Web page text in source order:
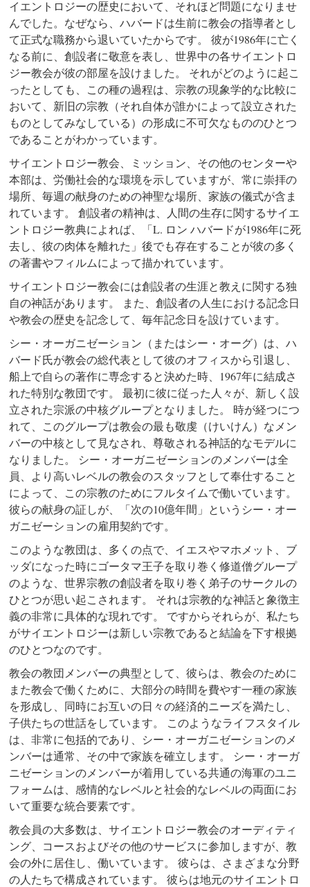
イエントロジーの歴史において、それほど問題になりませ
んでした。なぜなら、ハバードは生前に教会の指導者とし
て正式な職務から退いていたからです。 彼が1986年に亡く
なる前に、創設者に敬意を表し、世界中の各サイエントロ
ジー教会が彼の部屋を設けました。 それがどのように起こ
ったとしても、この種の過程は、宗教の現象学的な比較に
おいて、新旧の宗教（それ自体が誰かによって設立された
ものとしてみなしている）の形成に不可欠なもののひとつ
であることがわかっています。
サイエントロジー教会、ミッション、その他のセンターや
本部は、労働社会的な環境を示していますが、常に崇拝の
場所、毎週の献身のための神聖な場所、家族の儀式が含ま
れています。 創設者の精神は、人間の生存に関するサイエ
ントロジー教典によれば、「L. ロン ハバードが1986年に死
去し、彼の肉体を離れた」後でも存在することが彼の多く
の著書やフィルムによって描かれています。
サイエントロジー教会には創設者の生涯と教えに関する独
自の神話があります。 また、創設者の人生における記念日
や教会の歴史を記念して、毎年記念日を設けています。
シー・オーガニゼーション（またはシー・オーグ）は、ハ
バード氏が教会の総代表として彼のオフィスから引退し、
船上で自らの著作に専念すると決めた時、1967年に結成さ
れた特別な教団です。 最初に彼に従った人々が、新しく設
立された宗派の中核グループとなりました。 時が経つにつ
れて、このグループは教会の最も敬虔（けいけん）なメン
バーの中核として見なされ、尊敬される神話的なモデルに
なりました。 シー・オーガニゼーションのメンバーは全
員、より高いレベルの教会のスタッフとして奉仕すること
によって、この宗教のためにフルタイムで働いています。
彼らの献身の証しが、「次の10億年間」というシー・オー
ガニゼーションの雇用契約です。
このような教団は、多くの点で、イエスやマホメット、ブ
ッダになった時にゴータマ王子を取り巻く修道僧グループ
のような、世界宗教の創設者を取り巻く弟子のサークルの
ひとつが思い起こされます。 それは宗教的な神話と象徴主
義の非常に具体的な現れです。 ですからそれらが、私たち
がサイエントロジーは新しい宗教であると結論を下す根拠
のひとつなのです。
教会の教団メンバーの典型として、彼らは、教会のために
また教会で働くために、大部分の時間を費やす一種の家族
を形成し、同時にお互いの日々の経済的ニーズを満たし、
子供たちの世話をしています。 このようなライフスタイル
は、非常に包括的であり、シー・オーガニゼーションのメ
ンバーは通常、その中で家族を確立します。 シー・オーガ
ニゼーションのメンバーが着用している共通の海軍のユニ
フォームは、感情的なレベルと社会的なレベルの両面にお
いて重要な統合要素です。
教会員の大多数は、サイエントロジー教会のオーディティ
ング、コースおよびその他のサービスに参加しますが、教
会の外に居住し、働いています。 彼らは、さまざまな分野
の人たちで構成されています。 彼らは地元のサイエントロ